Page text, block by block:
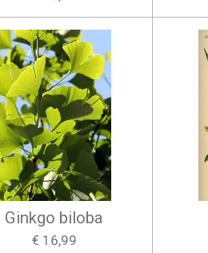
Ginkgo biloba
€ 16,99